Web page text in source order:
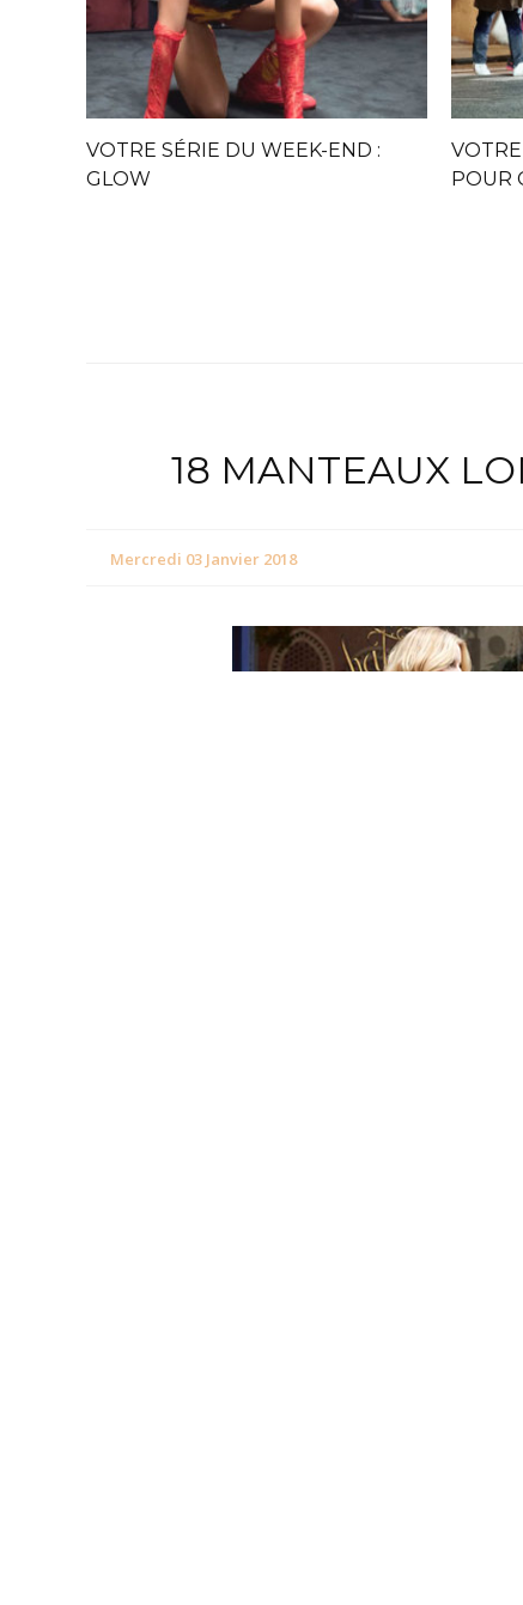
VOTRE SÉRIE DU WEEK-END :
GLOW
POUR
18 MANTEAUX
Mercredi 03 Janvier 2018